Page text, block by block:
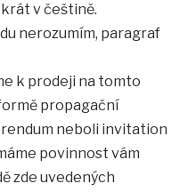
v češtině.
nerozumím, paragraf
k prodeji na tomto
propagační
neboli invitation
povinnost vám
zde uvedených